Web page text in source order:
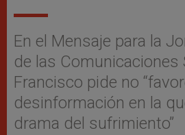
En el Mensaje para la
de las Comunicaciones
Francisco pide no
desinformación en la
drama del sufrimiento”